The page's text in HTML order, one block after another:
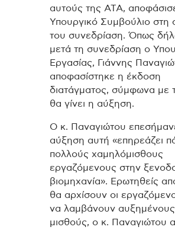
αυτούς της ΑΤΑ,
Υπουργικό Συμβούλιο στη
του συνεδρίαση. Όπως
μετά τη συνεδρίαση ο
Εργασίας, Γιάννης
αποφασίστηκε η έκδοση
διατάγματος, σύμφωνα με
θα γίνει η αύξηση.
Ο κ. Παναγιώτου
αύξηση αυτή «επηρεάζει
πολλούς χαμηλόμισθους
εργαζόμενους στην
βιομηχανία». Ερωτηθείς
θα αρχίσουν οι
να λαμβάνουν αυξημένους
μισθούς, ο κ. Παναγιώτου